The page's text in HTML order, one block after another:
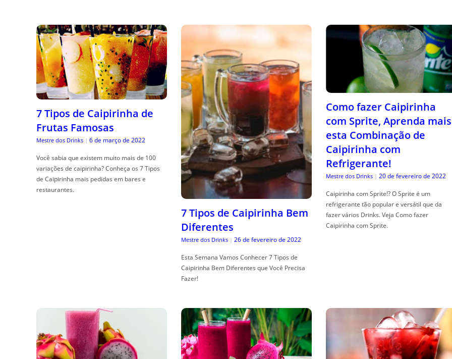
7 Tipos de Caipirinha de
Frutas Famosas
Mestre dos Drinks | 6 de março de 2022
Você sabia que existem muito mais de 100
variações de caipirinha? Conheça os 7 Tipos
de Caipirinha mais pedidas em bares e
restaurantes.
7 Tipos de Caipirinha Bem
Diferentes
Mestre dos Drinks | 26 de fevereiro de 2022
Esta Semana Vamos Conhecer 7 Tipos de
Caipirinha Bem Diferentes que Você Precisa
Fazer!
Como fazer Caipirinha
com Sprite, Aprenda mais
esta Combinação de
Caipirinha com
Refrigerante!
Mestre dos Drinks | 20 de fevereiro de 2022
Caipirinha com Sprite!? O Sprite é um
refrigerante tão popular e versátil que da
fazer vários Drinks. Veja Como fazer
Caipirinha com Sprite.